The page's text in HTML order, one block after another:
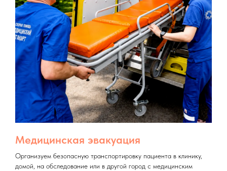
Медицинская эвакуация
Организуем безопасную транспортировку пациента в клинику,
домой, на обследование или в другой город с медицинским